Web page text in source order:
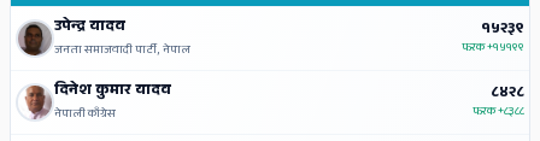
उपेन्द्र यादव
जनता समाजवादी पार्टी, नेपाल
१५२३९
फरक+१५१९९
दिनेश कुमार यादव
नेपाली काँग्रेस
८४२८
फरक+८३८८